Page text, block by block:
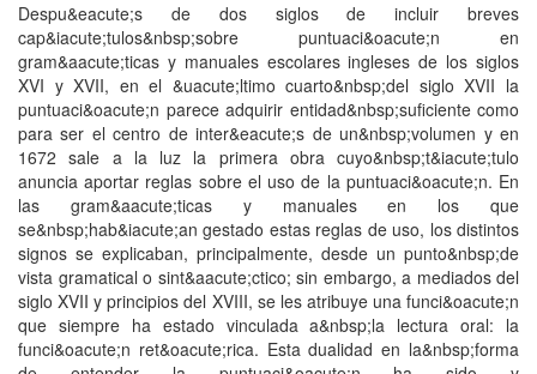
Despu&eacute;s de dos siglos de incluir breves
cap&iacute;tulos&nbsp;sobre puntuaci&oacute;n en
gram&aacute;ticas y manuales escolares ingleses de los siglos
XVI y XVII, en el &uacute;ltimo cuarto&nbsp;del siglo XVII la
puntuaci&oacute;n parece adquirir entidad&nbsp;suficiente como
para ser el centro de inter&eacute;s de un&nbsp;volumen y en
1672 sale a la luz la primera obra cuyo&nbsp;t&iacute;tulo
anuncia aportar reglas sobre el uso de la puntuaci&oacute;n. En
las gram&aacute;ticas y manuales en los que
se&nbsp;hab&iacute;an gestado estas reglas de uso, los distintos
signos se explicaban, principalmente, desde un punto&nbsp;de
vista gramatical o sint&aacute;ctico; sin embargo, a mediados del
siglo XVII y principios del XVIII, se les atribuye una funci&oacute;n
que siempre ha estado vinculada a&nbsp;la lectura oral: la
funci&oacute;n ret&oacute;rica. Esta dualidad en la&nbsp;forma